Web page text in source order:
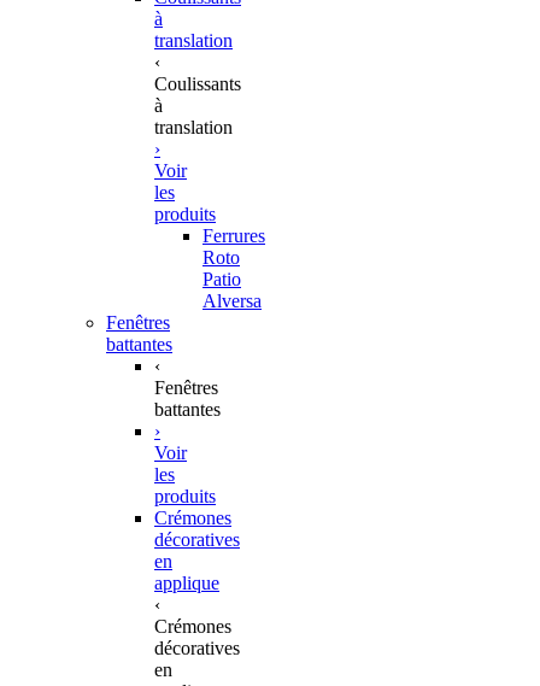
à
translation
‹
Coulissants
à
translation
›
Voir
les
produits
Ferrures
Roto
Patio
Alversa
Fenêtres
battantes
‹
Fenêtres
battantes
›
Voir
les
produits
Crémones
décoratives
en
applique
‹
Crémones
décoratives
en